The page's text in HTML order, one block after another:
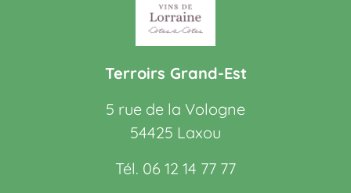
Terroirs Grand-Est
5 rue de la Vologne
54425 Laxou
Tél. 06 12 14 77 77